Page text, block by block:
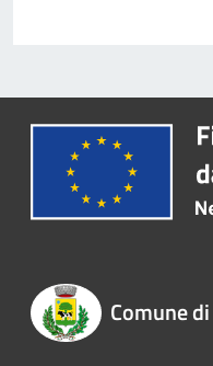
Comune